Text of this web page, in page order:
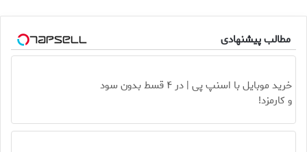
مطالب پیشنهادی
خرید موبایل با اسنپ پی | در ۴ قسط بدون سود
و کارمزد!